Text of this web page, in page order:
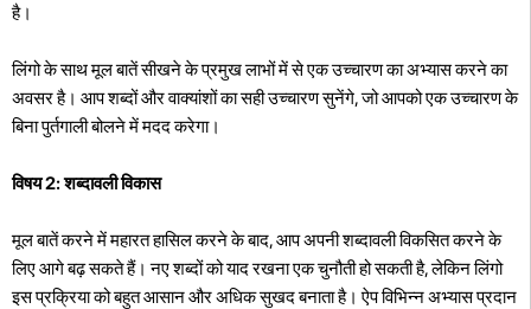
है।
लिंगो के साथ मूल बातें सीखने के प्रमुख लाभों में से एक उच्चारण का अभ्यास करने का
अवसर है। आप शब्दों और वाक्यांशों का सही उच्चारण सुनेंगे, जो आपको एक उच्चारण के
बिना पुर्तगाली बोलने में मदद करेगा।
विषय 2: शब्दावली विकास
मूल बातें करने में महारत हासिल करने के बाद, आप अपनी शब्दावली विकसित करने के
लिए आगे बढ़ सकते हैं। नए शब्दों को याद रखना एक चुनौती हो सकती है, लेकिन लिंगो
इस प्रक्रिया को बहुत आसान और अधिक सुखद बनाता है। ऐप विभिन्न अभ्यास प्रदान